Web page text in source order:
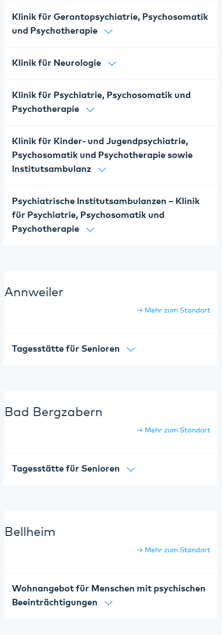
Klinik für Gerontopsychiatrie, Psychosomatik
und Psychotherapie
Klinik für Neurologie
Klinik für Psychiatrie, Psychosomatik und
Psychotherapie
Klinik für Kinder- und Jugendpsychiatrie,
Psychosomatik und Psychotherapie sowie
Institutsambulanz
Psychiatrische Institutsambulanzen – Klinik
für Psychiatrie, Psychosomatik und
Psychotherapie
Annweiler
Mehr zum Standort
Tagesstätte für Senioren
Bad Bergzabern
Mehr zum Standort
Tagesstätte für Senioren
Bellheim
Mehr zum Standort
Wohnangebot für Menschen mit psychischen
Beeinträchtigungen